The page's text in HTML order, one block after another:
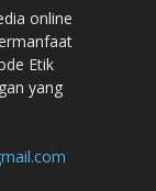
online
Etik
yang